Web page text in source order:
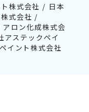
株式会社 / 日本
式会社 /
ン化成株式会
ステックペイ
イント株式会社